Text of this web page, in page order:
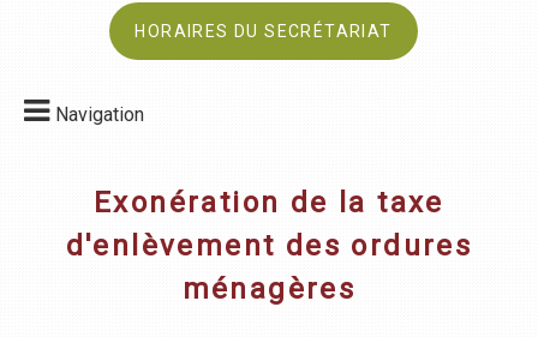
HORAIRES DU SECRÉTARIAT
Navigation
Exonération de la taxe
d'enlèvement des ordures
ménagères